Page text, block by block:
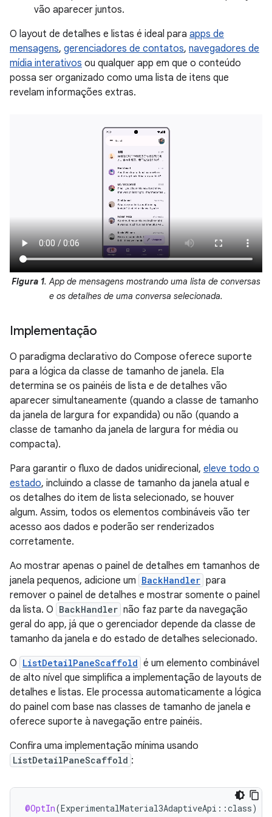
vão aparecer juntos.
O layout de detalhes e listas é ideal para apps de
mensagens, gerenciadores de contatos, navegadores de
mídia interativos ou qualquer app em que o conteúdo
possa ser organizado como uma lista de itens que
revelam informações extras.
Figura 1. App de mensagens mostrando uma lista de conversas
e os detalhes de uma conversa selecionada.
Implementação
O paradigma declarativo do Compose oferece suporte
para a lógica da classe de tamanho de janela. Ela
determina se os painéis de lista e de detalhes vão
aparecer simultaneamente (quando a classe de tamanho
da janela de largura for expandida) ou não (quando a
classe de tamanho da janela de largura for média ou
compacta).
Para garantir o fluxo de dados unidirecional, eleve todo o
estado, incluindo a classe de tamanho da janela atual e
os detalhes do item de lista selecionado, se houver
algum. Assim, todos os elementos combináveis vão ter
acesso aos dados e poderão ser renderizados
corretamente.
Ao mostrar apenas o painel de detalhes em tamanhos de
janela pequenos, adicione um BackHandler para
remover o painel de detalhes e mostrar somente o painel
da lista. O BackHandler não faz parte da navegação
geral do app, já que o gerenciador depende da classe de
tamanho da janela e do estado de detalhes selecionado.
O ListDetailPaneScaffold é um elemento combinável
de alto nível que simplifica a implementação de layouts de
detalhes e listas. Ele processa automaticamente a lógica
do painel com base nas classes de tamanho de janela e
oferece suporte à navegação entre painéis.
Confira uma implementação mínima usando
ListDetailPaneScaffold :
@OptIn(ExperimentalMaterial3AdaptiveApi ::class)